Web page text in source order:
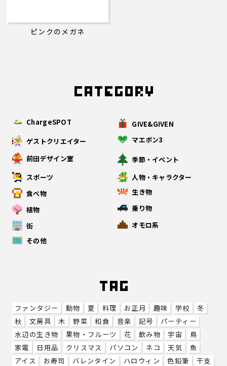
ChargeSPOT
GIVE&GIVEN
ゲストクリエイター
マエボン3
前田デザイン室
季節・イベント
スポーツ
人物・キャラクター
食べ物
生き物
植物
乗り物
街
オモロ系
その他
ファンタジー 動物 夏 料理 お正月 趣味 学校
冬
秋
文房具 木 野菜 和食 音楽 記号
パーティー
水辺の生き物
果物・フルーツ 花 飲み物 宇宙
鳥
家電
日用品 クリスマス パソコン ネコ 天気
魚
アイス
お寿司 バレンタイン ハロウィン 色鉛筆
干支
ピンクのメガネ